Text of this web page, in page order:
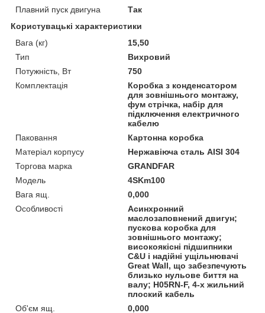
Плавний пуск двигуна
Так
Користувацькі характеристики
Вага (кг)
15,50
Тип
Вихровий
Потужність, Вт
750
Комплектація
Коробка з конденсатором
для зовнішнього монтажу,
фум стрічка, набір для
підключення електричного
кабелю
Паковання
Картонна коробка
Матеріал корпусу
Нержавіюча сталь AISI 304
Торгова марка
GRANDFAR
Мoдель
4SKm100
Вага ящ.
0,000
Особливості
Асинхронний
маслозаповнений двигун;
пускова коробка для
зовнішнього монтажу;
високоякісні підшипники
C&U і надійні ущільнювачі
Great Wall, що забезпечують
близько нульове биття на
валу; H05RN-F, 4-х жильний
плоский кабель
Об'єм ящ.
0,000